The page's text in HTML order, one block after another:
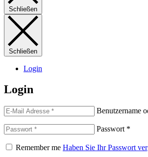
Schließen
Schließen
Login
Login
Benutzername
Passwort *
Remember me Haben Sie Ihr Passwort